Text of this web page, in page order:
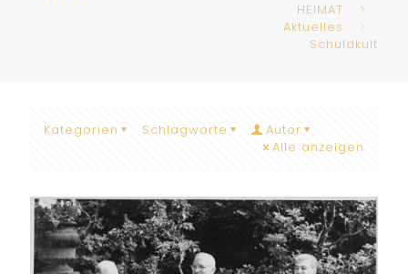
HEIMAT
Aktuelles
Schuldkult
Kategorien Schlagworte
Autor
Alle anzeigen